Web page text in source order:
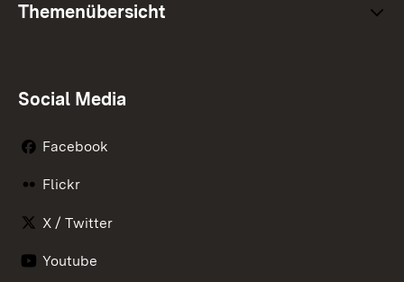
Themenübersicht
Social Media
Facebook
Flickr
X / Twitter
Youtube